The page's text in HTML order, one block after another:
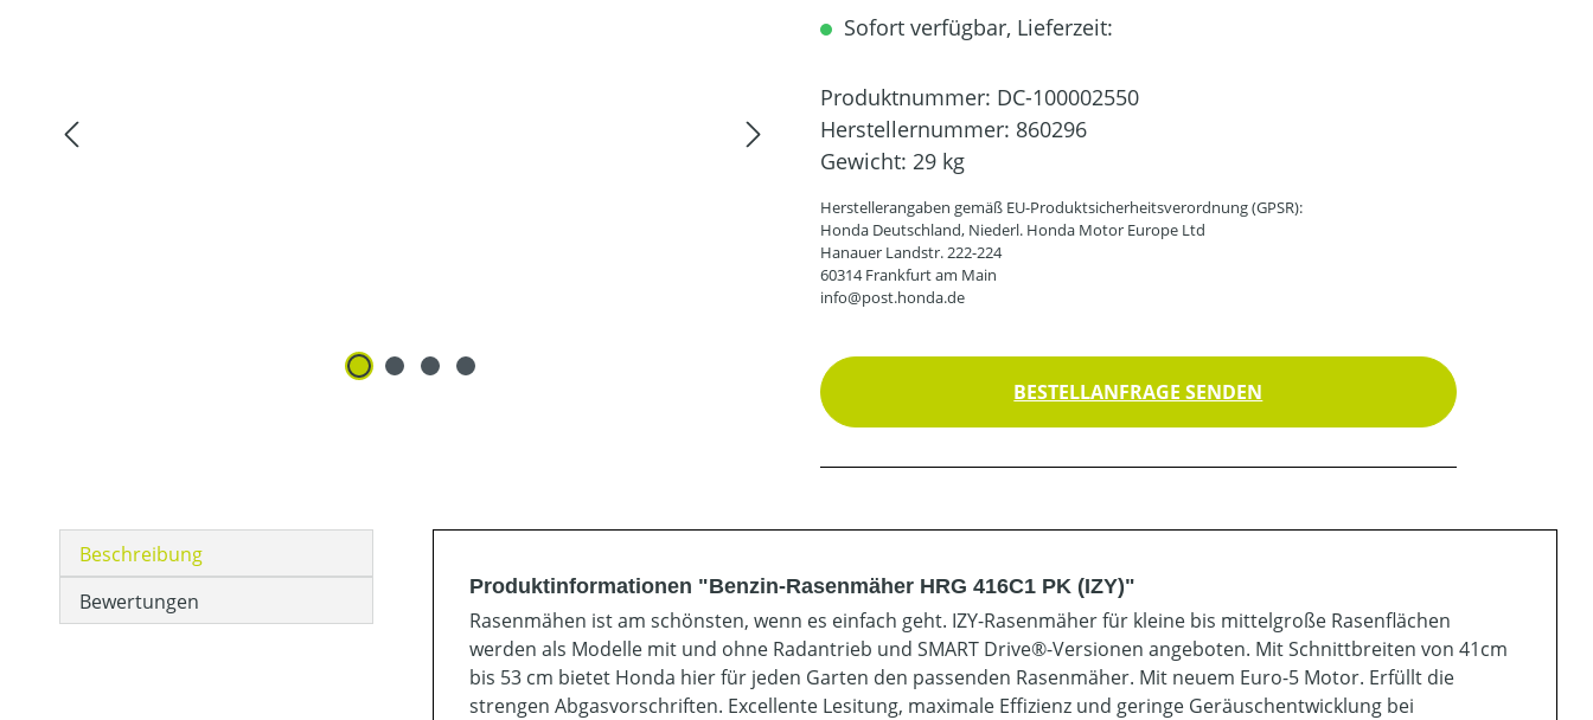
Sofort verfügbar, Lieferzeit:
Produktnummer: DC-100002550
Herstellernummer: 860296
Gewicht: 29 kg
Herstellerangaben gemäß EU-Produktsicherheitsverordnung (GPSR):
Honda Deutschland, Niederl. Honda Motor Europe Ltd
Hanauer Landstr. 222-224
60314 Frankfurt am Main
info@post.honda.de
BESTELLANFRAGE SENDEN
Beschreibung
Bewertungen
Produktinformationen "Benzin-Rasenmäher HRG 416C1 PK (IZY)"
Rasenmähen ist am schönsten, wenn es einfach geht. IZY-Rasenmäher für kleine bis mittelgroße Rasenflächen
werden als Modelle mit und ohne Radantrieb und SMART Drive®-Versionen angeboten. Mit Schnittbreiten von 41cm
bis 53 cm bietet Honda hier für jeden Garten den passenden Rasenmäher. Mit neuem Euro-5 Motor. Erfüllt die
strengen Abgasvorschriften. Excellente Lesitung, maximale Effizienz und geringe Geräuschentwicklung bei